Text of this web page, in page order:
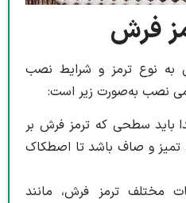
فرش
به نوع ترمز و شرایط نصب
نصب به‌صورت زیر است:
باید سطحی که ترمز فرش بر
و صاف باشد تا اصطکاک
مختلف ترمز فرش، مانند